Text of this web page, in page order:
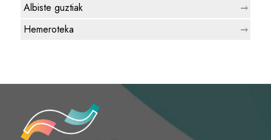
Albiste guztiak
Hemeroteka